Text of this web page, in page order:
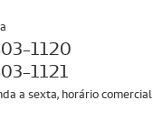
1120
1121
a sexta, horário comercial